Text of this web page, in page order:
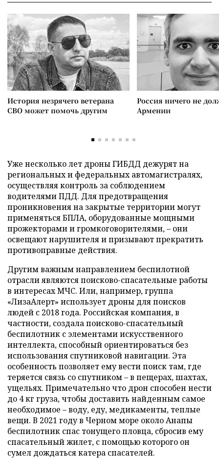
История незрячего ветерана
СВО может помочь другим
Россия ничего не
Армении
Уже несколько лет дроны ГИБДД дежурят на
региональных и федеральных автомагистралях,
осуществляя контроль за соблюдением
водителями ПДД. Для предотвращения
проникновения на закрытые территории могут
применяться БПЛА, оборудованные мощными
прожекторами и громкоговорителями, – они
освещают нарушителя и призывают прекратить
противоправные действия.
Другим важным направлением беспилотной
отрасли являются поисково-спасательные работы
в интересах МЧС. Или, например, группа
«ЛизаАлерт» использует дроны для поисков
людей с 2018 года. Российская компания, в
частности, создала поисково-спасательный
беспилотник с элементами искусственного
интеллекта, способный ориентироваться без
использования спутниковой навигации. Эта
особенность позволяет ему вести поиск там, где
теряется связь со спутником – в пещерах, шахтах,
ущельях. Примечательно что дрон способен нести
до 4 кг груза, чтобы доставить найденным самое
необходимое – воду, еду, медикаменты, теплые
вещи. В 2021 году в Черном море около Анапы
беспилотник спас тонущего пловца, сбросив ему
спасательный жилет, с помощью которого он
сумел дождаться катера спасателей.